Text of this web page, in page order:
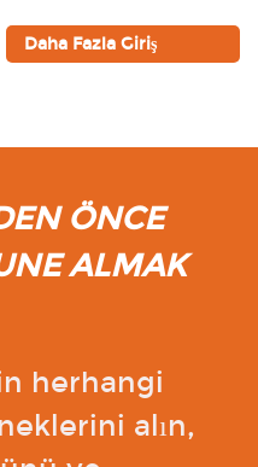
Daha Fazla Giriş
ÖNCE
ALMAK
herhangi
alın,